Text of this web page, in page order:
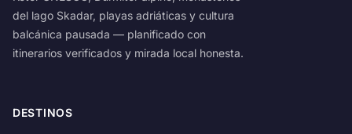
del lago Skadar, playas adriáticas y cultura
balcánica pausada — planificado con
itinerarios verificados y mirada local honesta.
DESTINOS